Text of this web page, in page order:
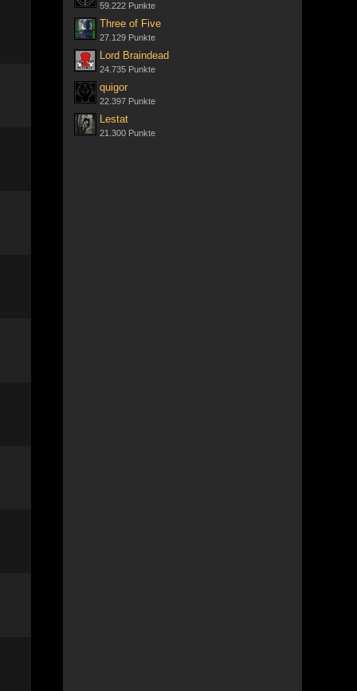
59.222 Punkte
Three of Five
27.129 Punkte
Lord Braindead
24.735 Punkte
quigor
22.397 Punkte
Lestat
21.300 Punkte